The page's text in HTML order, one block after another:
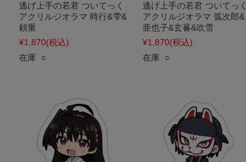
逃げ上手の若君 ついてっく
アクリルジオラマ 時行&雫&
頼重
¥1,870(税込)
在庫 ○
逃げ上手の若君 ついてっく
アクリルジオラマ 弧次郎&
亜也子&玄蕃&吹雪
¥1,870(税込)
在庫 ○